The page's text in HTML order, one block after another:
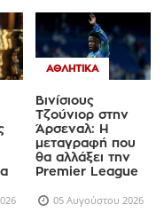
Βινίσιους
Τζούνιορ στην
Άρσεναλ: Η
μεταγραφή που
θα αλλάξει την